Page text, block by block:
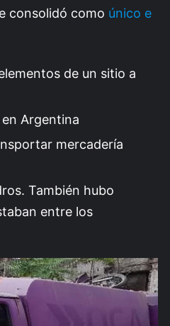
consolidó como único e
de un sitio a
Argentina
mercadería
También hubo
entre los